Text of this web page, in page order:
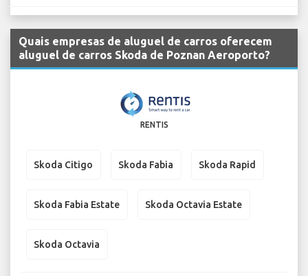
Quais empresas de aluguel de carros oferecem
aluguel de carros Skoda de Poznan Aeroporto?
RENTIS
Skoda Citigo Skoda Fabia Skoda Rapid
Skoda Fabia Estate Skoda Octavia Estate
Skoda Octavia